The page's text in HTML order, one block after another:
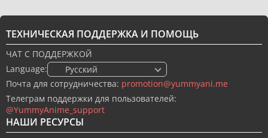
НАШИ РЕСУРСЫ
ТЕХНИЧЕСКАЯ ПОДДЕРЖКА И ПОМОЩЬ
ЧАТ С ПОДДЕРЖКОЙ
Language:
🇷🇺 Русский
Почта для сотрудничества: promotion@yummyani.me
Телеграм поддержки для пользователей:
@YummyAnime_support